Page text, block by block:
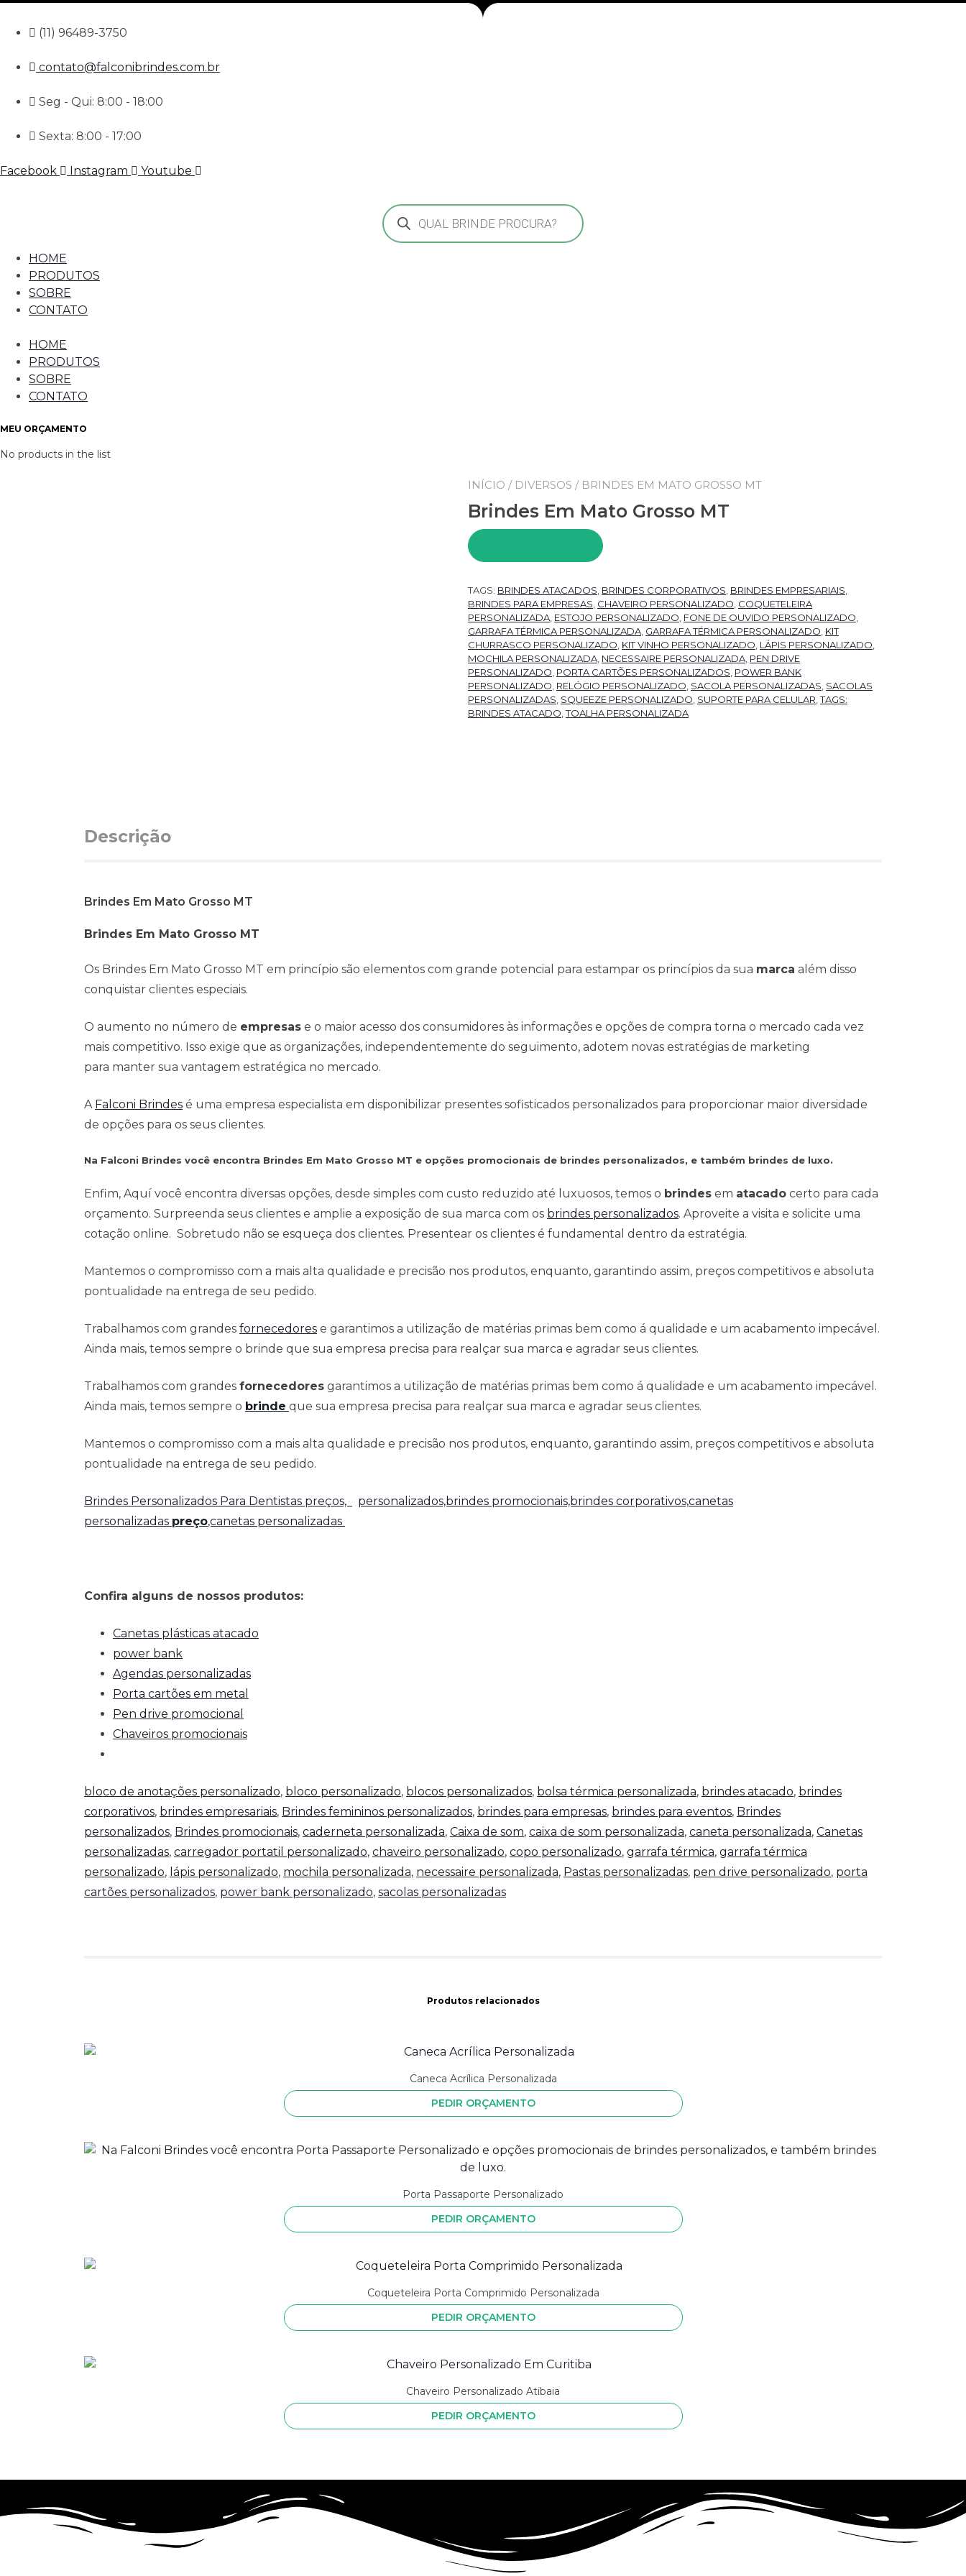
(11) 96489-3750
contato@falconibrindes.com.br
Seg - Qui: 8:00 - 18:00
Sexta: 8:00 - 17:00
Facebook Instagram Youtube
Pesquisar
produtos
HOME
PRODUTOS
SOBRE
CONTATO
HOME
PRODUTOS
SOBRE
CONTATO
MEU ORÇAMENTO
No products in the list
INÍCIO / DIVERSOS / BRINDES EM MATO GROSSO MT
Brindes Em Mato Grosso MT
TAGS: BRINDES ATACADOS BRINDES CORPORATIVOS BRINDES EMPRESARIAIS
BRINDES PARA EMPRESAS CHAVEIRO PERSONALIZADO COQUETELEIRA
PERSONALIZADA ESTOJO PERSONALIZADO FONE DE OUVIDO PERSONALIZADO
GARRAFA TÉRMICA PERSONALIZADA GARRAFA TÉRMICA PERSONALIZADO KIT
CHURRASCO PERSONALIZADO KIT VINHO PERSONALIZADO LÁPIS PERSONALIZADO
MOCHILA PERSONALIZADA NECESSAIRE PERSONALIZADA PEN DRIVE
PERSONALIZADO PORTA CARTÕES PERSONALIZADOS POWER BANK
PERSONALIZADO RELÓGIO PERSONALIZADO SACOLA PERSONALIZADAS SACOLAS
PERSONALIZADAS SQUEEZE PERSONALIZADO SUPORTE PARA CELULAR ,TAGS:
BRINDES ATACADO ,TOALHA PERSONALIZADA
Descrição
Brindes Em Mato Grosso MT
Brindes Em Mato Grosso MT
Os Brindes Em Mato Grosso MT em princípio são elementos com grande potencial para estampar os princípios da sua marca além disso
conquistar clientes especiais.
O aumento no número de empresas e o maior acesso dos consumidores às informações e opções de compra torna o mercado cada vez
mais competitivo. Isso exige que as organizações, independentemente do seguimento, adotem novas estratégias de marketing
para manter sua vantagem estratégica no mercado.
A Falconi Brindes é uma empresa especialista em disponibilizar presentes sofisticados personalizados para proporcionar maior diversidade
de opções para os seus clientes.
Na Falconi Brindes você encontra Brindes Em Mato Grosso MT e opções promocionais de brindes personalizados, e também brindes de luxo.
Enfim, Aquí você encontra diversas opções, desde simples com custo reduzido até luxuosos, temos o brindes em atacado certo para cada
orçamento. Surpreenda seus clientes e amplie a exposição de sua marca com os brindes personalizados. Aproveite a visita e solicite uma
cotação online. Sobretudo não se esqueça dos clientes. Presentear os clientes é fundamental dentro da estratégia.
Mantemos o compromisso com a mais alta qualidade e precisão nos produtos, enquanto, garantindo assim, preços competitivos e absoluta
pontualidade na entrega de seu pedido.
Trabalhamos com grandes fornecedores e garantimos a utilização de matérias primas bem como á qualidade e um acabamento impecável.
Ainda mais, temos sempre o brinde que sua empresa precisa para realçar sua marca e agradar seus clientes.
Trabalhamos com grandes fornecedores garantimos a utilização de matérias primas bem como á qualidade e um acabamento impecável.
Ainda mais, temos sempre o brinde que sua empresa precisa para realçar sua marca e agradar seus clientes.
Mantemos o compromisso com a mais alta qualidade e precisão nos produtos, enquanto, garantindo assim, preços competitivos e absoluta
pontualidade na entrega de seu pedido.
Brindes Personalizados Para Dentistas preços, personalizados,brindes promocionais,brindes corporativos,canetas
personalizadas preço,canetas personalizadas
Confira alguns de nossos produtos:
Canetas plásticas atacado
power bank
Agendas personalizadas
Porta cartões em metal
Pen drive promocional
Chaveiros promocionais
bloco de anotações personalizado, bloco personalizado, blocos personalizados, bolsa térmica personalizada, brindes atacado, brindes
corporativos, brindes empresariais, Brindes femininos personalizados, brindes para empresas, brindes para eventos, Brindes
personalizados, Brindes promocionais, caderneta personalizada, Caixa de som, caixa de som personalizada, caneta personalizada, Canetas
personalizadas, carregador portatil personalizado, chaveiro personalizado, copo personalizado, garrafa térmica, garrafa térmica
personalizado, lápis personalizado, mochila personalizada, necessaire personalizada, Pastas personalizadas, pen drive personalizado, porta
cartões personalizados, power bank personalizado, sacolas personalizadas
Produtos relacionados
Caneca Acrílica Personalizada
PEDIR ORÇAMENTO
Porta Passaporte Personalizado
PEDIR ORÇAMENTO
Coqueteleira Porta Comprimido Personalizada
PEDIR ORÇAMENTO
Chaveiro Personalizado Atibaia
PEDIR ORÇAMENTO